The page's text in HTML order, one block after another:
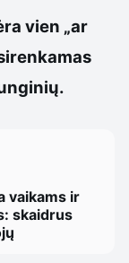
vien „ar
vaikams ir
skaidrus